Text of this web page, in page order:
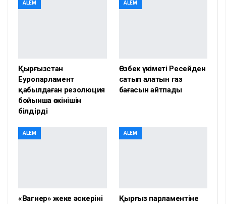
ALEM
Қырғызстан
Еуропарламент
қабылдаған резолюция
бойынша өкінішін
білдірді
ALEM
Өзбек үкіметі Ресейден
сатып алатын газ
бағасын айтпады
ALEM
«Вагнер» жеке әскерінің
ALEM
Қырғыз парламентіне